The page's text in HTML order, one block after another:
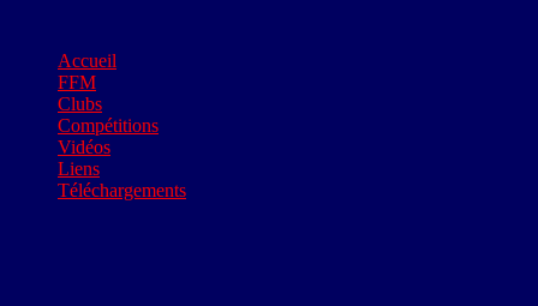
Accueil
FFM
Clubs
Compétitions
Vidéos
Liens
Téléchargements